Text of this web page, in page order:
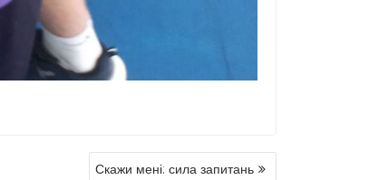
Скажи мені: сила запитань